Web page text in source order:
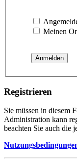
Meinen
Registrieren
Sie müssen in diesem
Administration kann
beachten Sie auch die